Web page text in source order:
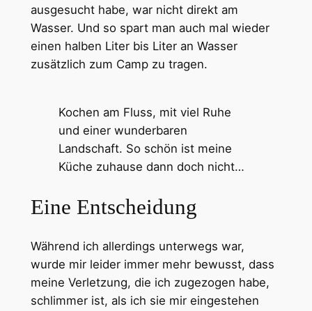
ausgesucht habe, war nicht direkt am
Wasser. Und so spart man auch mal wieder
einen halben Liter bis Liter an Wasser
zusätzlich zum Camp zu tragen.
Kochen am Fluss, mit viel Ruhe
und einer wunderbaren
Landschaft. So schön ist meine
Küche zuhause dann doch nicht…
Eine Entscheidung
Während ich allerdings unterwegs war,
wurde mir leider immer mehr bewusst, dass
meine Verletzung, die ich zugezogen habe,
schlimmer ist, als ich sie mir eingestehen